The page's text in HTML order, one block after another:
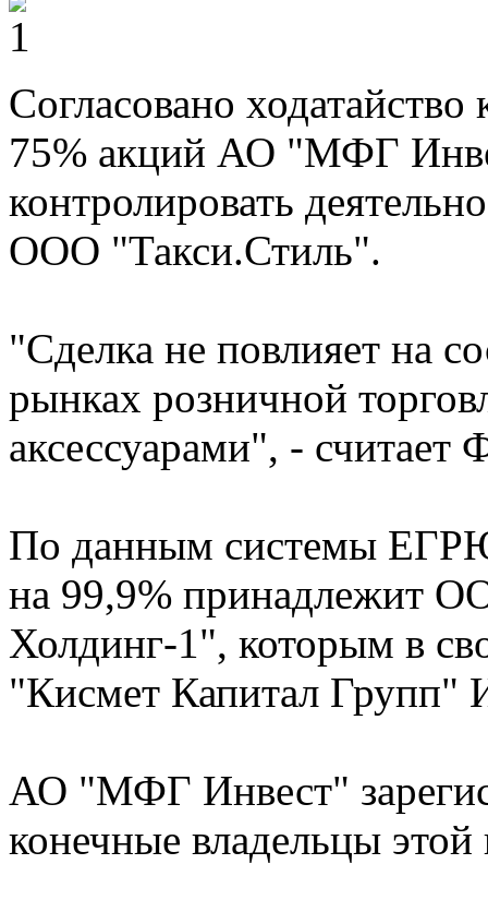
Согласовано
75% акций АО "МФГ
контролировать
ООО "Такси.Стиль".
"Сделка не повлияет на
рынках розничной
аксессуарами", - считает
По данным системы
на 99,9% принадлежит
Холдинг-1", которым в
"Кисмет Капитал Групп"
АО "МФГ Инвест"
конечные владельцы